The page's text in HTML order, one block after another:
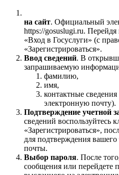
на сайт. Официальный
https://gosuslugi.ru. Перейдя
«Вход в Госуслуги» (с
«Зарегистрироваться».
Ввод сведений. В
запрашиваемую
фамилию,
имя,
контактные
электронную почту).
Подтверждение учетной
сведений воспользуйтесь
«Зарегистрироваться»,
для подтверждения
почты.
Выбор пароля. После
сообщения или перейдете